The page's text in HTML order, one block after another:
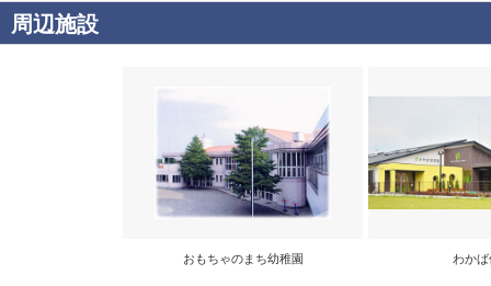
周辺施設
おもちゃのまち幼稚園 わか